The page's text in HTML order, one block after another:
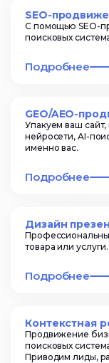
SEO-
С помощью SEO-
поисковых
Подробнее
GEO/AEO-
Упакуем ваш сайт,
нейросети, AI-
именно вас.
Подробнее
Дизайн
товара или
Подробнее
Контекстная
Продвижение
поисковых
Приводим лиды,